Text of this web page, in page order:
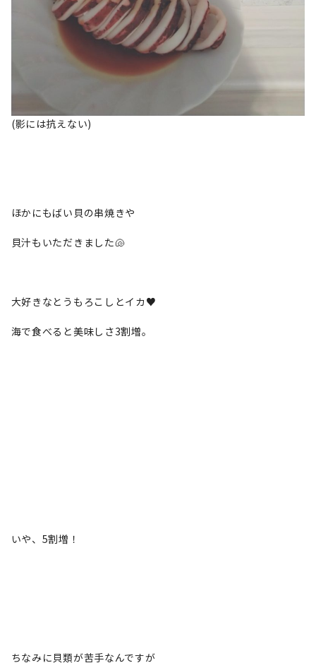
(影には抗えない)
ほかにもばい貝の串焼きや
貝汁もいただきました🐚
大好きなとうもろこしとイカ♥
海で食べると美味しさ3割増。
いや、5割増！
ちなみに貝類が苦手なんですが